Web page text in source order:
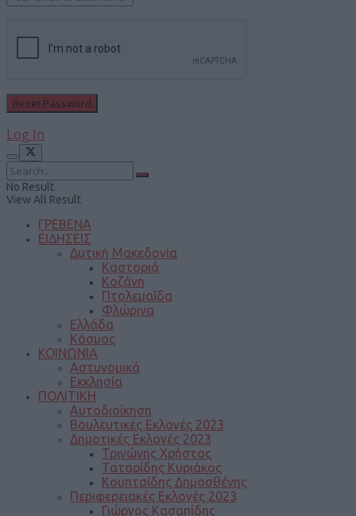
Log In
No Result
View All Result
ΓΡΕΒΕΝΑ
ΕΙΔΗΣΕΙΣ
Δυτική Μακεδονία
Καστοριά
Κοζάνη
Πτολεμαΐδα
Φλώρινα
Ελλάδα
Κόσμος
ΚΟΙΝΩΝΙΑ
Αστυνομικά
Εκκλησία
ΠΟΛΙΤΙΚΗ
Αυτοδιοίκηση
Βουλευτικές Εκλογές 2023
Δημοτικές Εκλογές 2023
Τριγώνης Χρήστος
Ταταρίδης Κυριάκος
Κουπτσίδης Δημοσθένης
Περιφερειακές Εκλογές 2023
Γιώργος Κασαπίδης